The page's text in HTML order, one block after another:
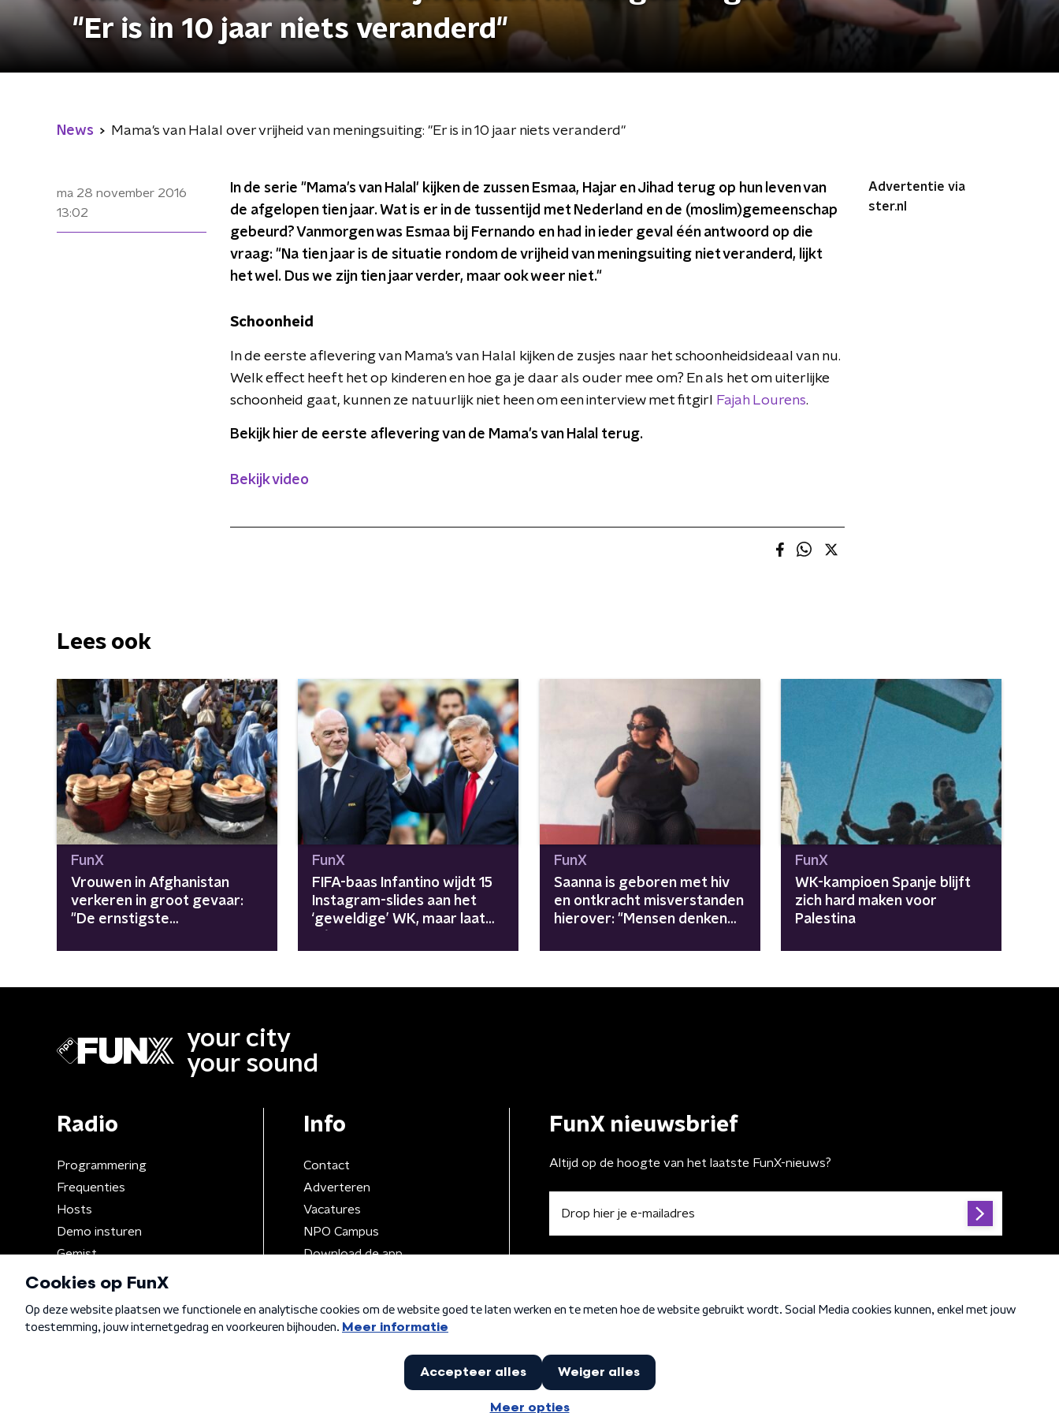
"Er is in 10 jaar niets veranderd"
News Mama's van Halal over vrijheid van meningsuiting: "Er is in 10 jaar niets veranderd"
ma 28 november 2016
13:02
In de serie "Mama's van Halal' kijken de zussen Esmaa, Hajar en Jihad terug op hun leven van
de afgelopen tien jaar. Wat is er in de tussentijd met Nederland en de (moslim)gemeenschap
gebeurd? Vanmorgen was Esmaa bij Fernando en had in ieder geval één antwoord op die
vraag: "Na tien jaar is de situatie rondom de vrijheid van meningsuiting niet veranderd, lijkt
het wel. Dus we zijn tien jaar verder, maar ook weer niet."
Schoonheid
In de eerste aflevering van Mama's van Halal kijken de zusjes naar het schoonheidsideaal van nu.
Welk effect heeft het op kinderen en hoe ga je daar als ouder mee om? En als het om uiterlijke
schoonheid gaat, kunnen ze natuurlijk niet heen om een interview met fitgirl
Fajah Lourens.
Bekijk hier de eerste aflevering van de Mama's van Halal terug.
Bekijk video
Advertentie via
ster.nl
Lees ook
FunX
Vrouwen in Afghanistan
verkeren in groot gevaar:
"De ernstigste
wereld"
FunX
FIFA-baas Infantino wijdt 15
Instagram-slides aan het
‘geweldige’ WK, maar laat
beeld
FunX
Saanna is geboren met hiv
en ontkracht misverstanden
hierover: "Mensen denken
FunX
WK-kampioen Spanje blijft
zich hard maken voor
Palestina
your city
your sound
Radio
Programmering
Frequenties
Hosts
Demo insturen
Gemist
Info
Contact
Adverteren
Vacatures
NPO Campus
Download de app
FunX nieuwsbrief
Altijd op de hoogte van het laatste FunX-nieuws?
Algemene voorwaarden Privacybeleid